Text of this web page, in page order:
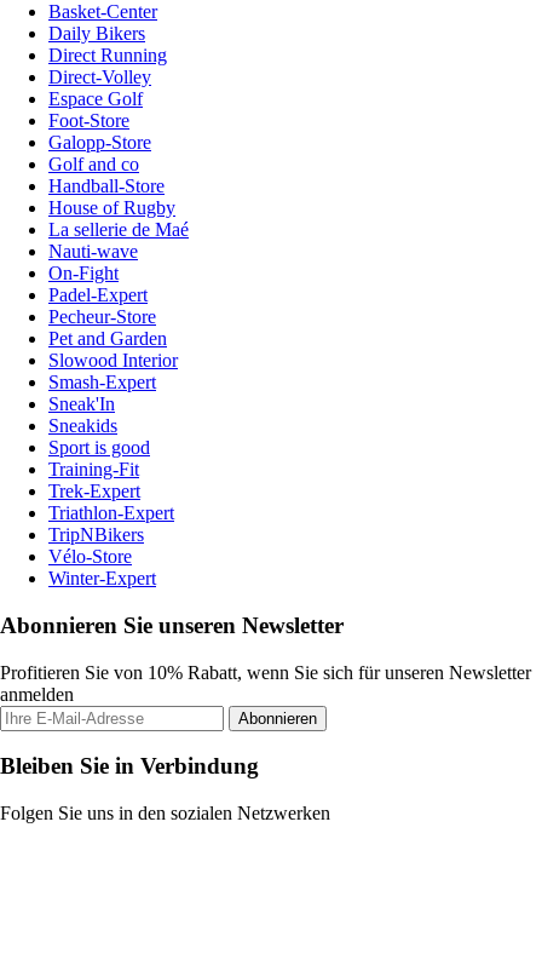
Basket-Center
Daily Bikers
Direct Running
Direct-Volley
Espace Golf
Foot-Store
Galopp-Store
Golf and co
Handball-Store
House of Rugby
La sellerie de Maé
Nauti-wave
On-Fight
Padel-Expert
Pecheur-Store
Pet and Garden
Slowood Interior
Smash-Expert
Sneak'In
Sneakids
Sport is good
Training-Fit
Trek-Expert
Triathlon-Expert
TripNBikers
Vélo-Store
Winter-Expert
Abonnieren Sie unseren Newsletter
Profitieren Sie von 10% Rabatt, wenn Sie sich für unseren Newsletter
anmelden
Abonnieren
Bleiben Sie in Verbindung
Folgen Sie uns in den sozialen Netzwerken